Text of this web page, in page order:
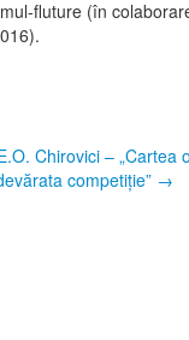
fluture (în
Chirovici – „Cartea
competiţie” →